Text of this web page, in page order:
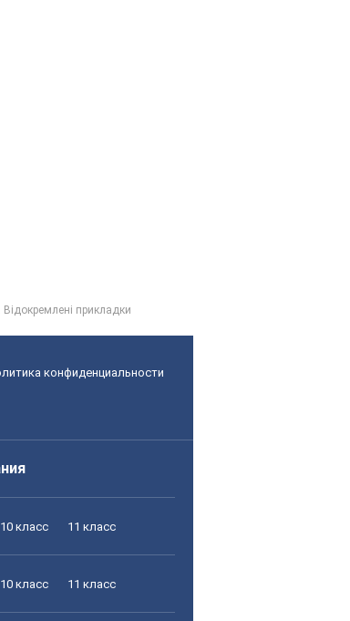
Відокремлені прикладки
конфиденциальности
10 класс 11 класс
10 класс 11 класс